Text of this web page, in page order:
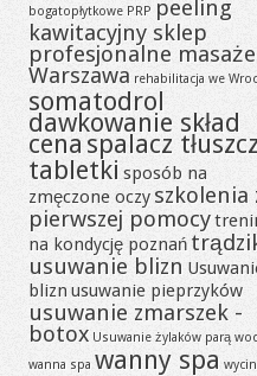
bogatopłytkowe PRP peeling
kawitacyjny sklep
profesjonalne masaże
Warszawa rehabilitacja we
somatodrol
dawkowanie skład
cena spalacz
tabletki sposób na
zmęczone oczy szkolenia
pierwszej pomocy
na kondycję poznań
usuwanie blizn
blizn usuwanie pieprzyków
usuwanie zmarszek -
botox Usuwanie żylaków parą
wanna spa wanny spa